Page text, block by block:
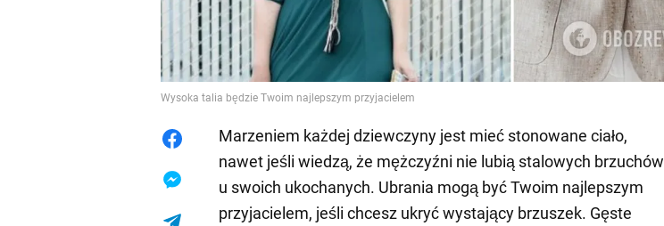
Wysoka talia będzie Twoim najlepszym przyjacielem
Marzeniem każdej dziewczyny jest mieć stonowane ciało,
nawet jeśli wiedzą, że mężczyźni nie lubią stalowych brzuchów
u swoich ukochanych. Ubrania mogą być Twoim najlepszym
przyjacielem, jeśli chcesz ukryć wystający brzuszek. Gęste